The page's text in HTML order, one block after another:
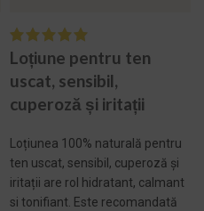
Loțiune pentru ten
uscat, sensibil,
cuperoză și iritații
Loțiunea 100% naturală pentru
ten uscat, sensibil, cuperoză și
iritații are rol hidratant, calmant
si tonifiant. Este recomandată